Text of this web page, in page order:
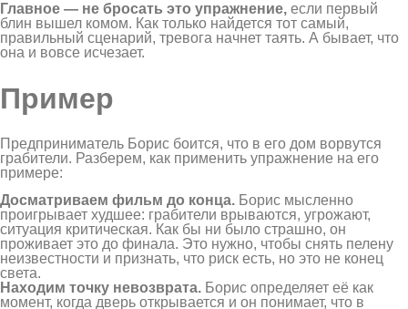
Главное — не бросать это упражнение, если первый
блин вышел комом. Как только найдется тот самый,
правильный сценарий, тревога начнет таять. А бывает, что
она и вовсе исчезает.
Пример
Предприниматель Борис боится, что в его дом ворвутся
грабители. Разберем, как применить упражнение на его
примере:
Досматриваем фильм до конца. Борис мысленно
проигрывает худшее: грабители врываются, угрожают,
ситуация критическая. Как бы ни было страшно, он
проживает это до финала. Это нужно, чтобы снять пелену
неизвестности и признать, что риск есть, но это не конец
света.
Находим точку невозврата. Борис определяет её как
момент, когда дверь открывается и он понимает, что в